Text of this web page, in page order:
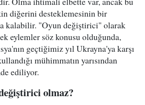
diğerini desteklemesinin bir
kalabilir. "Oyun değiştirici" olarak
eylemler söz konusu olduğunda,
geçtiğimiz yıl Ukrayna'ya karşı
mühimmatın yarısından
ediliyor.
olmaz?